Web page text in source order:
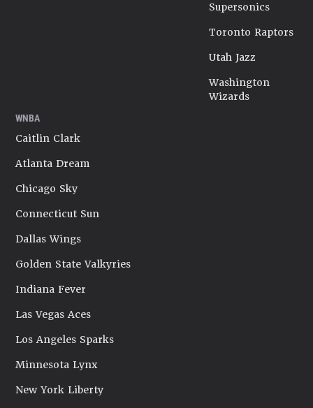
Supersonics
Toronto Raptors
Utah Jazz
Washington
Wizards
WNBA
Caitlin Clark
Atlanta Dream
Chicago Sky
Connecticut Sun
Dallas Wings
Golden State Valkyries
Indiana Fever
Las Vegas Aces
Los Angeles Sparks
Minnesota Lynx
New York Liberty